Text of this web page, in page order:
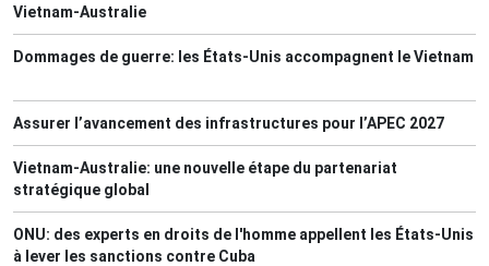
Vietnam-Australie
Dommages de guerre: les États-Unis accompagnent le Vietnam
Assurer l’avancement des infrastructures pour l’APEC 2027
Vietnam-Australie: une nouvelle étape du partenariat
stratégique global
ONU: des experts en droits de l'homme appellent les États-Unis
à lever les sanctions contre Cuba